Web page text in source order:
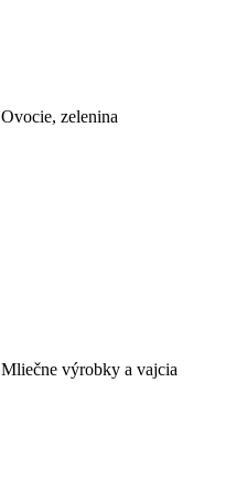
Ovocie, zelenina
Mliečne výrobky a vajcia